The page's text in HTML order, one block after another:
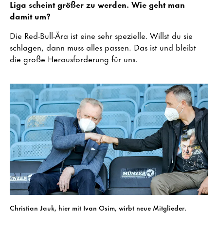
Liga scheint größer zu werden. Wie geht man
damit um?
Die Red-Bull-Ära ist eine sehr spezielle. Willst du sie
schlagen, dann muss alles passen. Das ist und bleibt
die große Herausforderung für uns.
Christian Jauk, hier mit Ivan Osim, wirbt neue Mitglieder.